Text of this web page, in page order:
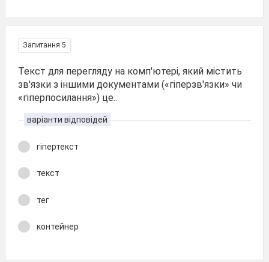
Запитання 5
Текст для перегляду на комп'ютері, який містить
зв'язки з іншими документами («гіперзв'язки» чи
«гіперпосилання») це..
варіанти відповідей
гіпертекст
текст
тег
контейнер